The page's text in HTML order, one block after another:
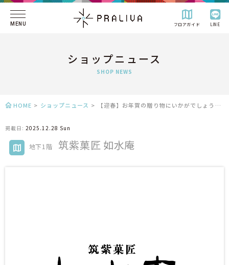
MENU フロアガイド LINE
ショップニュース
SHOP NEWS
HOME > ショップニュース > 【迎春】お年賀の贈り物にいかがでしょうか。
掲載日: 2025.12.28 Sun
地下1階 筑紫菓匠 如水庵